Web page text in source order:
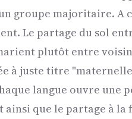
groupe majoritaire. A
Le partage du sol
plutôt entre
à juste titre
langue ouvre une
que le partage à la